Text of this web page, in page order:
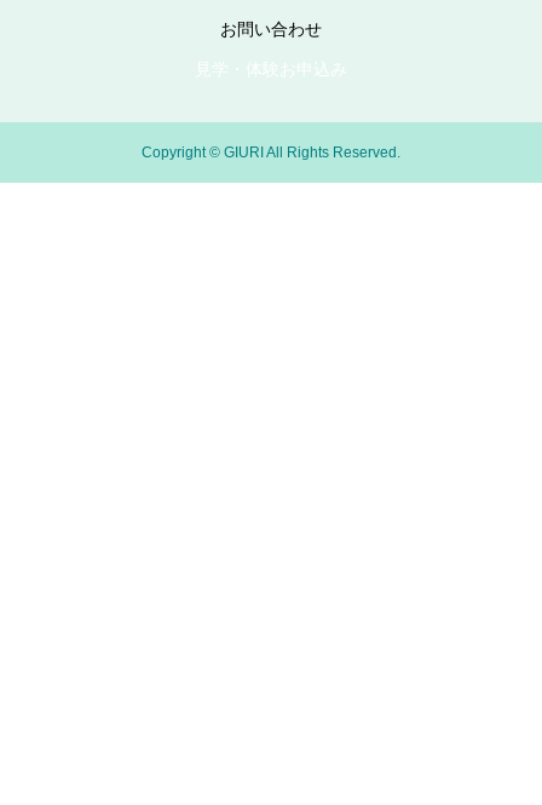
お問い合わせ
見学・体験お申込み
Copyright © GIURI All Rights Reserved.